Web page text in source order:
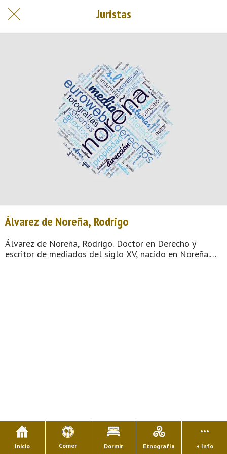
Juristas
Álvarez de Noreña, Rodrigo
Álvarez de Noreña, Rodrigo. Doctor en Derecho y
escritor de mediados del siglo XV, nacido en Noreña.
Inicio Comer Dormir Etnografía + Info